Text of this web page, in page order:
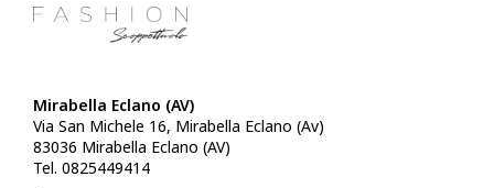
Mirabella Eclano (AV)
Via San Michele 16, Mirabella Eclano (Av)
83036 Mirabella Eclano (AV)
Tel. 0825449414